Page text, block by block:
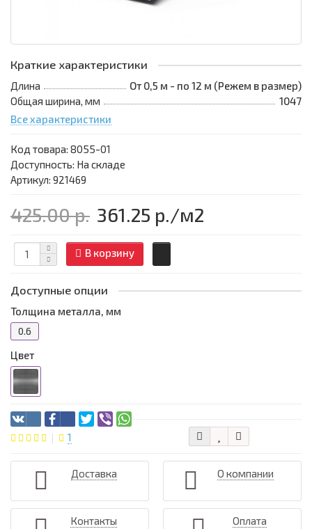
Краткие характеристики
Длина
От 0,5 м - по 12 м (Режем в размер)
Общая ширина, мм
1047
Все характеристики
Код товара: 8055-01
Доступность: На складе
Артикул: 921469
425.00 р. 361.25 р./м2
В корзину
Доступные опции
Толщина металла, мм
0.6
Цвет
1
Доставка О компании
Контакты Оплата